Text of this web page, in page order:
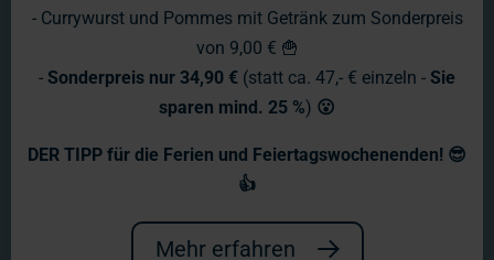
- Currywurst und Pommes mit Getränk zum Sonderpreis
von 9,00 € 🍟
- Sonderpreis nur 34,90 € (statt ca. 47,- € einzeln - Sie
sparen mind. 25 %) 😮
DER TIPP für die Ferien und Feiertagswochenenden! 😎
👍
Mehr erfahren